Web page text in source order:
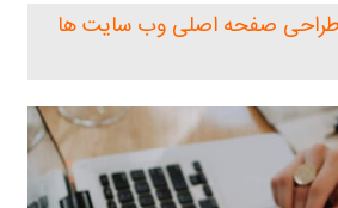
طراحی صفحه اصلی وب سایت ها